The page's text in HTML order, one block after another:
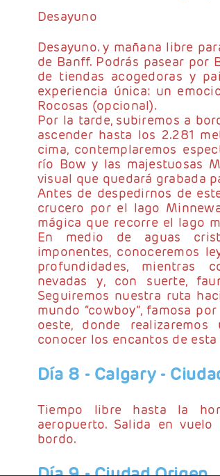
Desayuno
Desayuno. y mañana libre
de Banff. Podrás pasear por
de tiendas acogedoras y
experiencia única: un
Rocosas (opcional).
Por la tarde, subiremos a
ascender hasta los 2.281
cima, contemplaremos
río Bow y las majestuosas
visual que quedará grabada
Antes de despedirnos de
crucero por el lago
mágica que recorre el lago
En medio de aguas
imponentes, conoceremos
profundidades, mientras
nevadas y, con suerte,
Seguiremos nuestra ruta
mundo “cowboy”, famosa
oeste, donde
conocer los encantos de
Día 8 - Calgary -
Tiempo libre hasta la
aeropuerto. Salida en
bordo.